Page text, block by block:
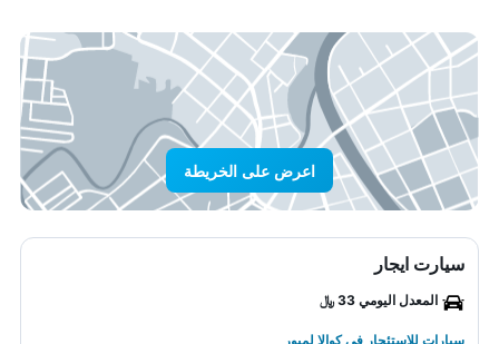
اعرض على الخريطة
سيارت ايجار
المعدل اليومي 33 ﷼
سيارات للاستئجار في كوالا لمبور